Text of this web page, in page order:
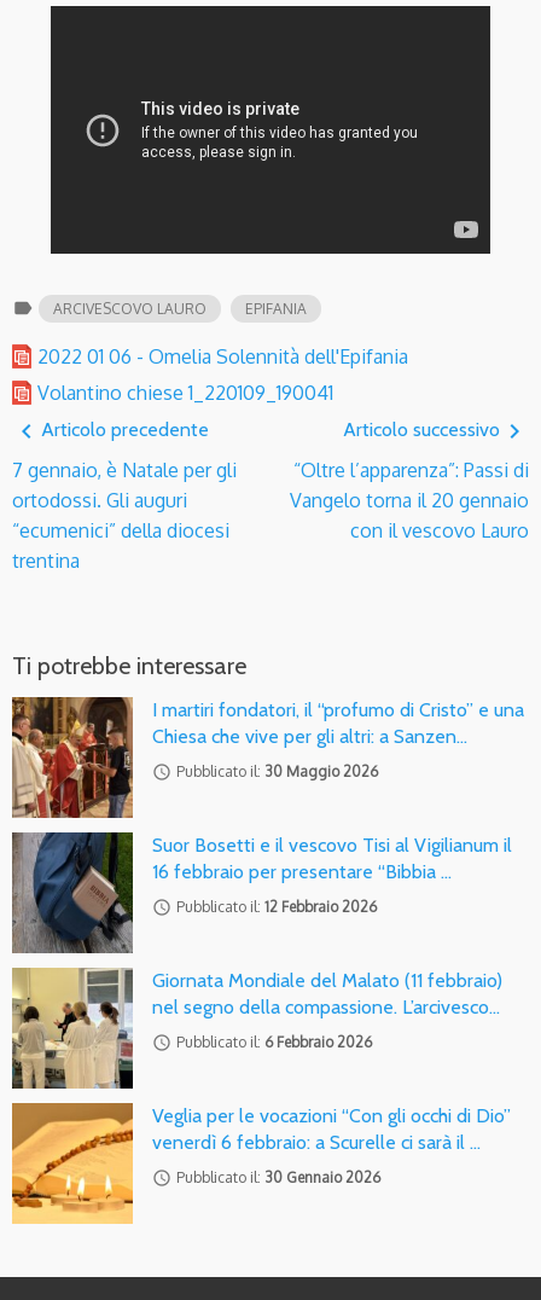
label ARCIVESCOVO LAURO EPIFANIA
2022 01 06 - Omelia Solennità dell'Epifania
Volantino chiese 1_220109_190041
navigate_before Articolo precedente
7 gennaio, è Natale per gli
ortodossi. Gli auguri
“ecumenici” della diocesi
trentina
Articolo successivo navigate_next
“Oltre l’apparenza”: Passi di
Vangelo torna il 20 gennaio
con il vescovo Lauro
Ti potrebbe interessare
I martiri fondatori, il “profumo di Cristo” e una
Chiesa che vive per gli altri: a Sanzen…
access_time Pubblicato il: 30 Maggio 2026
Suor Bosetti e il vescovo Tisi al Vigilianum il
16 febbraio per presentare “Bibbia …
access_time Pubblicato il: 12 Febbraio 2026
Giornata Mondiale del Malato (11 febbraio)
nel segno della compassione. L’arcivesco…
access_time Pubblicato il: 6 Febbraio 2026
Veglia per le vocazioni “Con gli occhi di Dio”
venerdì 6 febbraio: a Scurelle ci sarà il …
access_time Pubblicato il: 30 Gennaio 2026